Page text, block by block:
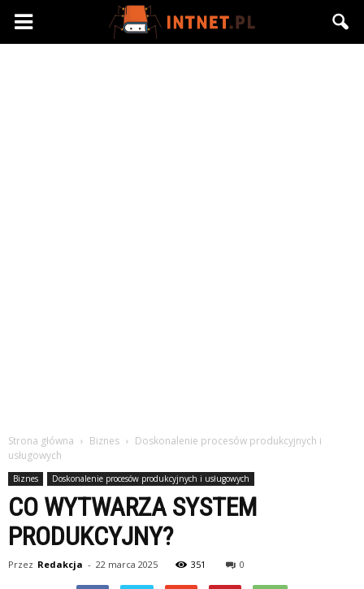
Intnet.pl
Strona główna Biznes
Doskonalenie procesów produkcyjnych i
usługowych
Biznes Doskonalenie procesów produkcyjnych i usługowych
CO WYTWARZA SYSTEM
PRODUKCYJNY?
Przez Redakcja - 22 marca 2025 351 0